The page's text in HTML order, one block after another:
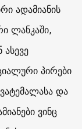
ადამიანის
ლანკაში,
პირები
და
ვინც